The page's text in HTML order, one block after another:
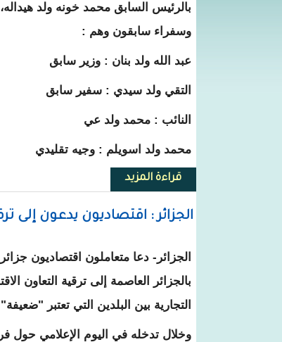
بالرئيس السابق محمد خونه ولد
وسفراء سابقون وهم :
عبد الله ولد بنان : وزير سابق
التقي ولد سيدي : سفير سابق
النائب : محمد ولد عي
محمد ولد اسويلم : وجيه تقليدي
قراءة المزيدحول غزواني يلتقي ولد
الجزائر : اقتصاديون يدعون إلى
الجزائر- دعا متعاملون اقتصاديون
بالجزائر العاصمة إلى ترقية التعاون
التجارية بين البلدين التي تعتبر
وخلال تدخله في اليوم الإعلامي حول